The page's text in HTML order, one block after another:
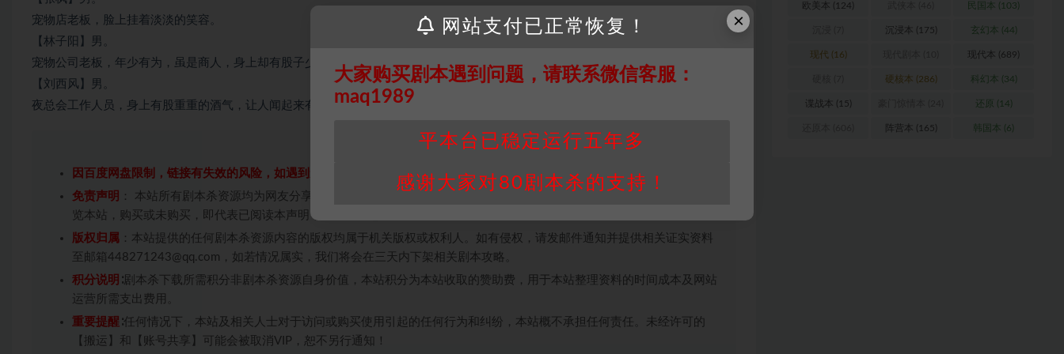
宠物店老板，脸上挂着淡淡的笑容。
【林子阳】男。
宠物公司老板，年少有为，虽是商人，身上却有股子少年气。
【刘西风】男。
夜总会工作人员，身上有股重重的酒气，让人闻起来有些不适。
因百度网盘限制，链接有失效的风险，如遇到无效链接请联系客服补发！！！网盘不限速下载神器→ 点此下载←
免责声明 ： 本站所有剧本杀资源均为网友分享投稿+个人整理而来，仅供学习研究使用，请勿用于商业用途!任何人访问、浏
览本站，购买或未购买，即代表已阅读本声明，理解并同意受本条约约束，并遵守所有适用的法律法规。
版权归属 ：本站提供的任何剧本杀资源内容的版权均属于机关版权或权利人。如有侵权，请发邮件通知并提供相关证实资料
至邮箱448271243@qq.com，如若情况属实，我们将会在三天内下架相关剧本攻略。
积分说明 ∶剧本杀下载所需积分非剧本杀资源自身价值，本站积分为本站收取的赞助费，用于本站整理资料的时间成本及网站
运营所需支出费用。
重要提醒 ∶任何情况下，本站及相关人士对于访问或购买使用引起的任何行为和纠纷，本站概不承担任何责任。未经许可的
【搬运】和【账号共享】可能会被取消VIP，恕不另行通知！
欧美本 (124) 民国本 (103)
沉浸本 (175) 玄幻本 (44)
现代 (16) 现代本 (689)
硬核本 (286) 科幻本 (34)
谍战本 (15) 还原 (14)
阵营本 (165) 韩国本 (6)
×
网站支付已正常恢复！
大家购买剧本遇到问题，请联系微信客服：
maq1989
平本台已稳定运行五年多
感谢大家对80剧本杀的支持！